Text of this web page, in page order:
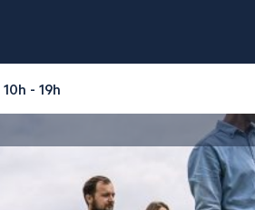
10h - 19h